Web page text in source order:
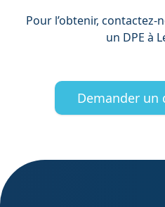
Pour l’obtenir,
un DPE à
Demander un